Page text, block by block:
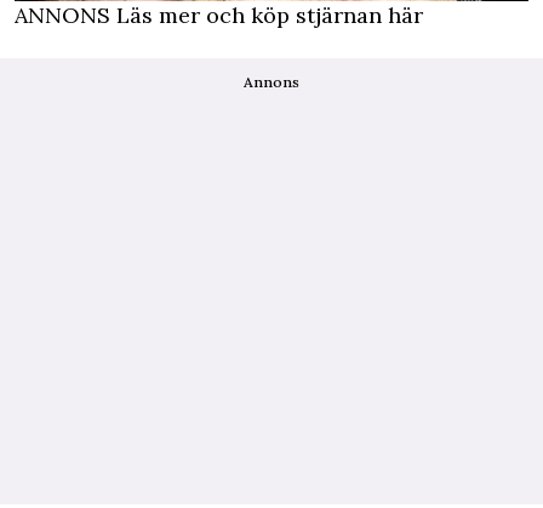
ANNONS Läs mer och köp stjärnan här
Annons